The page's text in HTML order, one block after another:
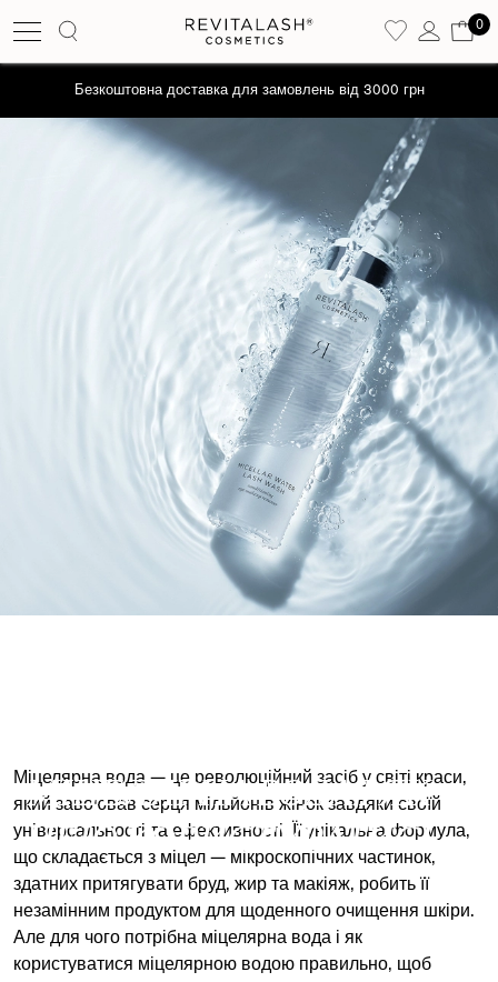
0
Отримайте промокод на знижку -10% на перше замовлення
МІЦЕЛЯРНА ВОДА І ЯК
НЕЮ КОРИСТУВАТИСЬ
Міцелярна вода — це революційний засіб у світі краси,
який завоював серця мільйонів жінок завдяки своїй
універсальності та ефективності. Її унікальна формула,
що складається з міцел — мікроскопічних частинок,
здатних притягувати бруд, жир та макіяж, робить її
незамінним продуктом для щоденного очищення шкіри.
Але для чого потрібна міцелярна вода і як
користуватися міцелярною водою правильно, щоб